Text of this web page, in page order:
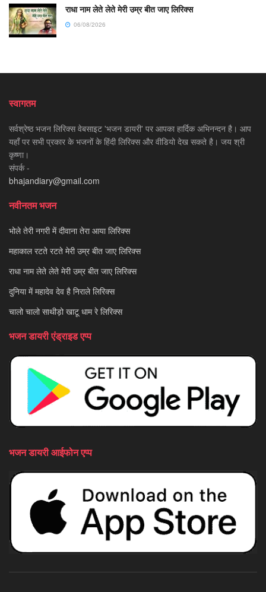
राधा नाम लेते लेते मेरी उम्र बीत जाए लिरिक्स
06/08/2026
स्वागतम
सर्वश्रेष्ठ भजन लिरिक्स वेबसाइट 'भजन डायरी' पर आपका हार्दिक अभिनन्दन है। आप
यहाँ पर सभी प्रकार के भजनों के हिंदी लिरिक्स और वीडियो देख सकते है। जय श्री
कृष्णा।
संपर्क -
bhajandiary@gmail.com
नवीनतम भजन
भोले तेरी नगरी में दीवाना तेरा आया लिरिक्स
महाकाल रटते रटते मेरी उम्र बीत जाए लिरिक्स
राधा नाम लेते लेते मेरी उम्र बीत जाए लिरिक्स
दुनिया में महादेव देव है निराले लिरिक्स
चालो चालो साथीड़ो खाटू धाम रे लिरिक्स
भजन डायरी एंड्राइड एप्प
भजन डायरी आईफोन एप्प